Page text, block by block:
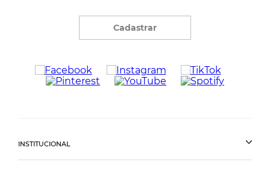
Cadastrar
INSTITUCIONAL